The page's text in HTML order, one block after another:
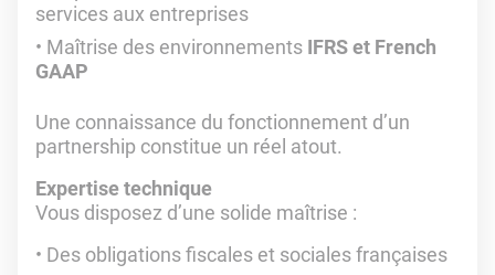
services aux entreprises
Maîtrise des environnements IFRS et French
GAAP
Une connaissance du fonctionnement d’un
partnership constitue un réel atout.
Expertise technique
Vous disposez d’une solide maîtrise :
Des obligations fiscales et sociales françaises